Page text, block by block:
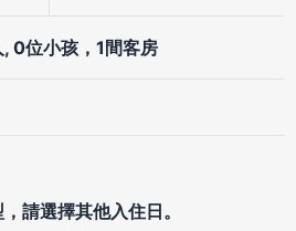
0位小孩，1間客房
請選擇其他入住日。